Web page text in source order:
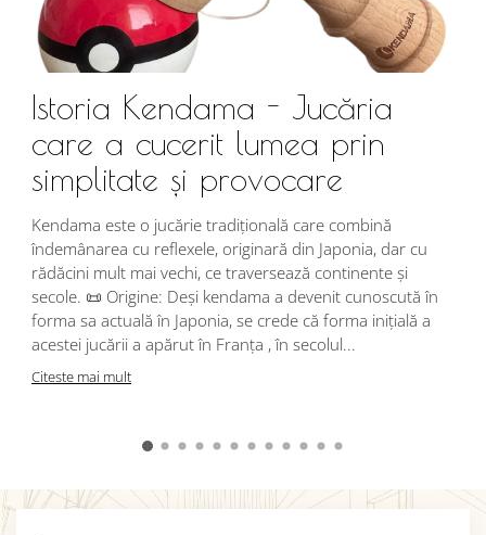
Istoria Kendama - Jucăria
care a cucerit lumea prin
simplitate și provocare
Kendama este o jucărie tradițională care combină
îndemânarea cu reflexele, originară din Japonia, dar cu
rădăcini mult mai vechi, ce traversează continente și
secole. 📜 Origine: Deși kendama a devenit cunoscută în
forma sa actuală în Japonia, se crede că forma inițială a
acestei jucării a apărut în Franța , în secolul...
Citeste mai mult